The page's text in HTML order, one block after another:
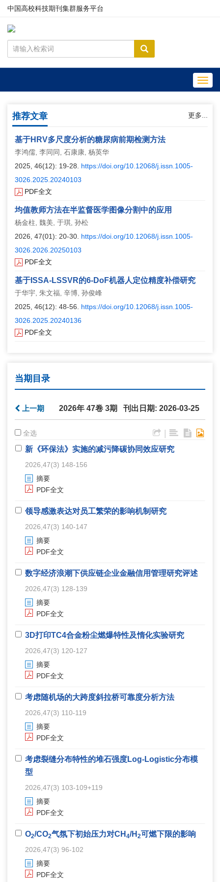
中国高校科技期刊集群服务平台
推荐文章 更多...
基于HRV多尺度分析的糖尿病前期检测方法
李鸿儒, 李同同, 石康康, 杨英华
2025, 46(12): 19-28. https://doi.org/10.12068/j.issn.1005-
3026.2025.20240103
PDF全文
均值教师方法在半监督医学图像分割中的应用
杨金柱, 魏美, 于琪, 孙松
2026, 47(01): 20-30. https://doi.org/10.12068/j.issn.1005-
3026.2026.20250103
PDF全文
基于ISSA-LSSVR的6-DoF机器人定位精度补偿研究
于华宇, 朱文福, 辛博, 孙俊峰
2025, 46(12): 48-56. https://doi.org/10.12068/j.issn.1005-
3026.2025.20240136
PDF全文
当期目录
2026年 47卷 3期 刊出日期: 2026-03-25
上一期
全选
新《环保法》实施的减污降碳协同效应研究
2026,47(3) 148-156
摘要
PDF全文
领导感激表达对员工繁荣的影响机制研究
2026,47(3) 140-147
摘要
PDF全文
数字经济浪潮下供应链企业金融信用管理研究评述
2026,47(3) 128-139
摘要
PDF全文
3D打印TC4合金粉尘燃爆特性及惰化实验研究
2026,47(3) 120-127
摘要
PDF全文
考虑随机场的大跨度斜拉桥可靠度分析方法
2026,47(3) 110-119
摘要
PDF全文
考虑裂缝分布特性的堆石强度Log-Logistic分布模
型
2026,47(3) 103-109+119
摘要
PDF全文
O2/CO2气氛下初始压力对CH 4/H 2可燃下限的影响
2026,47(3) 96-102
摘要
PDF全文